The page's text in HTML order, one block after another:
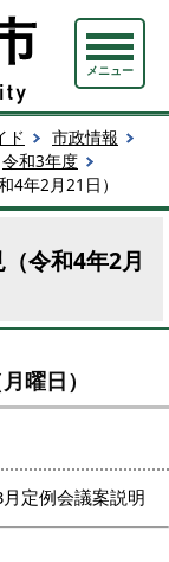
メニュー
ド
市政情報
令和3年度
4年2月21日）
令和4年2月
曜日）
定例会議案説明